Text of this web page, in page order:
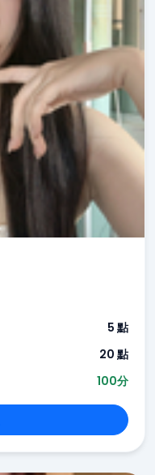
5 點
20 點
100分